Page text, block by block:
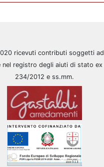
ricevuti contributi soggetti
nel registro degli aiuti di stato
234/2012 e ss.mm.